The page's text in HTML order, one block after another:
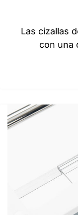
Las cizallas
con una